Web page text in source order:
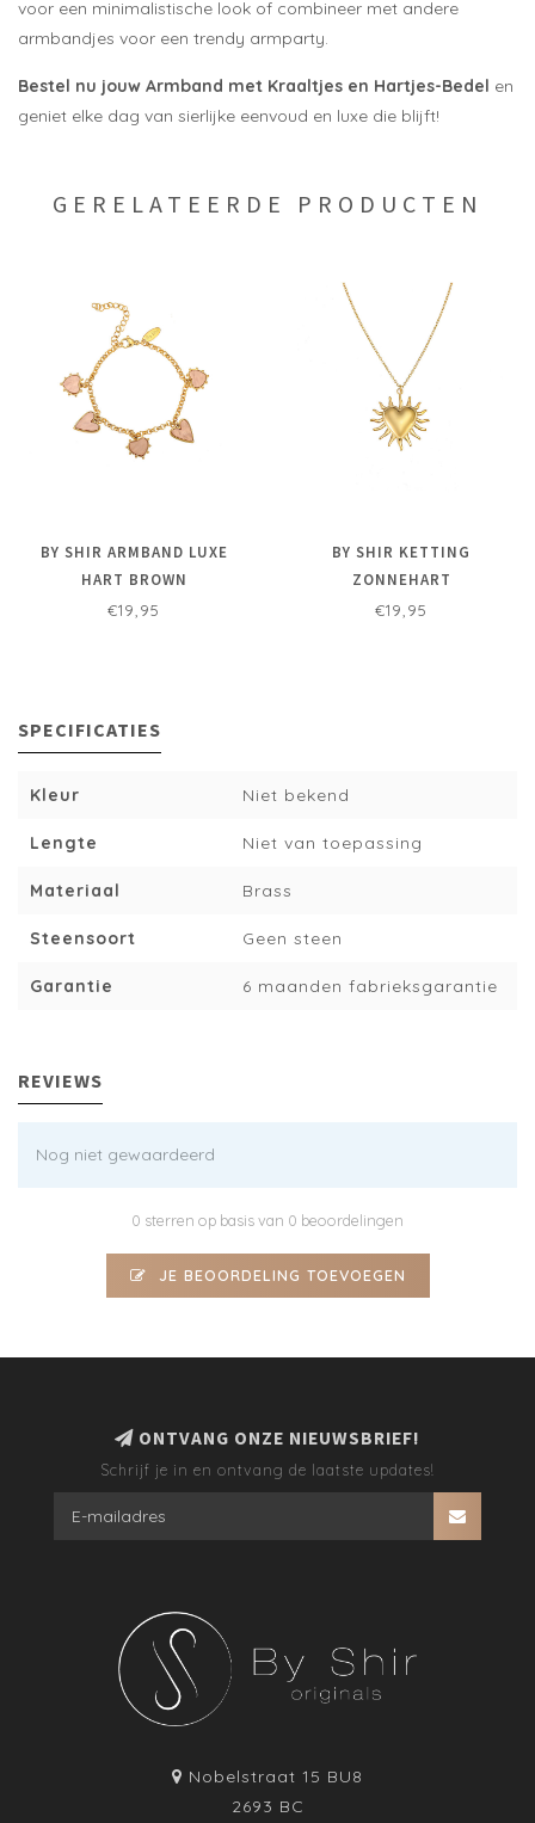
voor een minimalistische look of combineer met andere
armbandjes voor een trendy armparty.
Bestel nu jouw Armband met Kraaltjes en Hartjes-Bedel en
geniet elke dag van sierlijke eenvoud en luxe die blijft!
GERELATEERDE PRODUCTEN
BY SHIR ARMBAND LUXE
HART BROWN
€19,95
BY SHIR KETTING
ZONNEHART
€19,95
SPECIFICATIES
Kleur Niet bekend
Lengte Niet van toepassing
Materiaal Brass
Steensoort Geen steen
Garantie 6 maanden fabrieksgarantie
REVIEWS
Nog niet gewaardeerd
0 sterren op basis van 0 beoordelingen
JE BEOORDELING TOEVOEGEN
ONTVANG ONZE NIEUWSBRIEF!
Schrijf je in en ontvang de laatste updates!
Nobelstraat 15 BU8
2693 BC